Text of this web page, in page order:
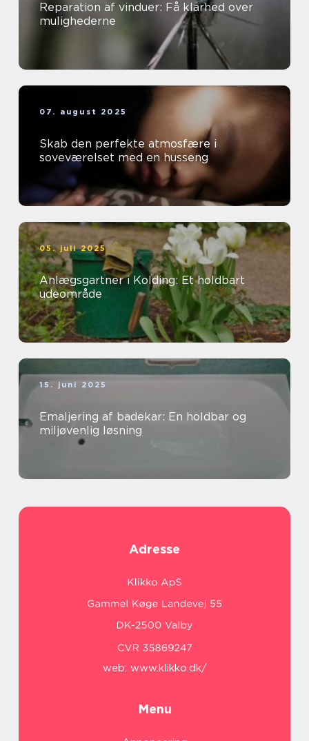
Reparation af vinduer: Få klarhed over
mulighederne
07. august 2025
Skab den perfekte atmosfære i
soveværelset med en husseng
05. juli 2025
Anlægsgartner i Kolding: Et holdbart
udeområde
15. juni 2025
Emaljering af badekar: En holdbar og
miljøvenlig løsning
Adresse
web: www.klikko.dk/
Menu